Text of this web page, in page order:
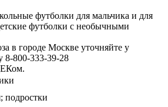
футболки для мальчика и для
футболки с необычными
в городе Москве уточняйте у
8-800-333-39-28
подростки